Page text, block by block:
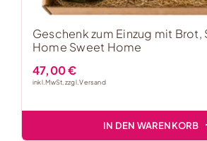
Geschenk zum Einzug mit Brot,
Home Sweet Home
47,00€
inkl. MwSt, zzgl.Versand
IN DEN WARENKORB